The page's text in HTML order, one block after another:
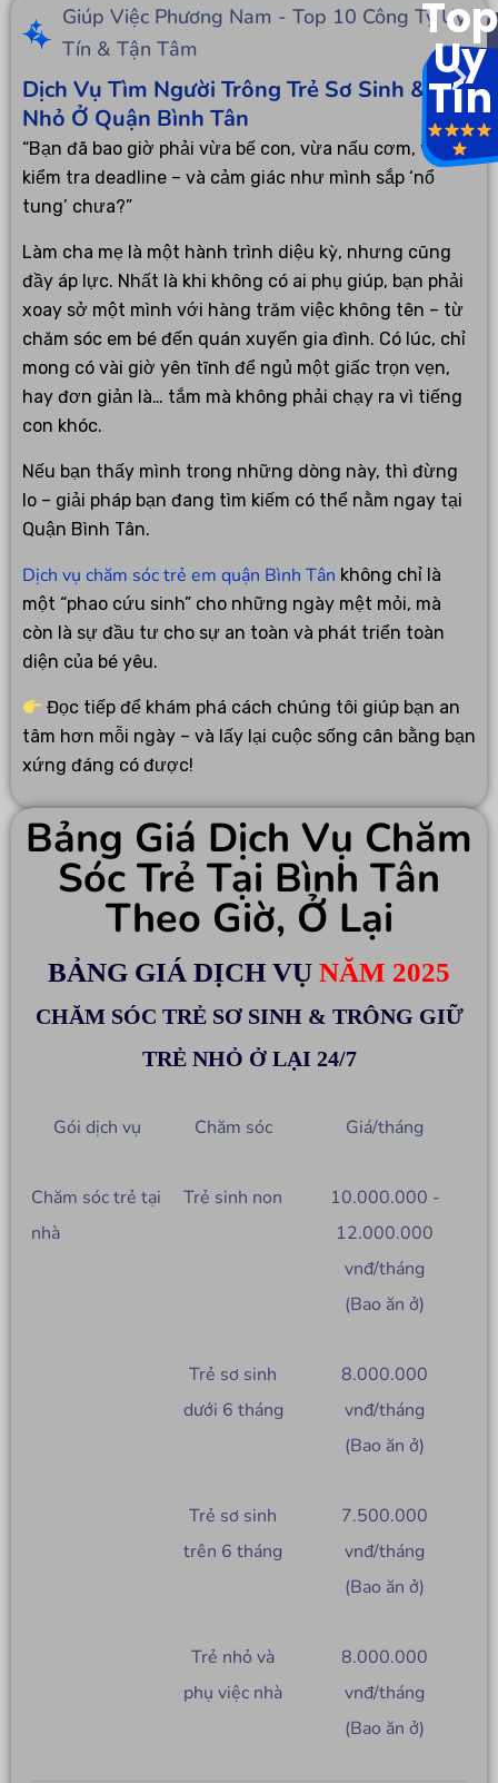
Giúp Việc Phương Nam - Top 10 Công Ty Uy
Tín & Tận Tâm
Dịch Vụ Tìm Người Trông Trẻ Sơ Sinh & Trẻ
Nhỏ Ở Quận Bình Tân
“Bạn đã bao giờ phải vừa bế con, vừa nấu cơm, vừa
kiểm tra deadline – và cảm giác như mình sắp ‘nổ
tung’ chưa?”
Làm cha mẹ là một hành trình diệu kỳ, nhưng cũng
đầy áp lực. Nhất là khi không có ai phụ giúp, bạn phải
xoay sở một mình với hàng trăm việc không tên – từ
chăm sóc em bé đến quán xuyến gia đình. Có lúc, chỉ
mong có vài giờ yên tĩnh để ngủ một giấc trọn vẹn,
hay đơn giản là… tắm mà không phải chạy ra vì tiếng
con khóc.
Nếu bạn thấy mình trong những dòng này, thì đừng
lo – giải pháp bạn đang tìm kiếm có thể nằm ngay tại
Quận Bình Tân.
Dịch vụ chăm sóc trẻ em quận Bình Tân không chỉ là
một “phao cứu sinh” cho những ngày mệt mỏi, mà
còn là sự đầu tư cho sự an toàn và phát triển toàn
diện của bé yêu.
Đọc tiếp để khám phá cách chúng tôi giúp bạn an
tâm hơn mỗi ngày – và lấy lại cuộc sống cân bằng bạn
xứng đáng có được!
Top
Uy
Tín
Bảng Giá Dịch Vụ Chăm
Sóc Trẻ Tại Bình Tân
Theo Giờ, Ở Lại
BẢNG GIÁ DỊCH VỤ NĂM 2025
CHĂM SÓC TRẺ SƠ SINH & TRÔNG GIỮ
TRẺ NHỎ Ở LẠI 24/7
Gói dịch vụ Chăm sóc Giá/tháng
Chăm sóc trẻ tại
nhà
Trẻ sinh non
10.000.000 -
12.000.000
vnđ/tháng
(Bao ăn ở)
Trẻ sơ sinh
dưới 6 tháng
8.000.000
vnđ/tháng
(Bao ăn ở)
Trẻ sơ sinh
trên 6 tháng
7.500.000
vnđ/tháng
(Bao ăn ở)
Trẻ nhỏ và
phụ việc nhà
8.000.000
vnđ/tháng
(Bao ăn ở)